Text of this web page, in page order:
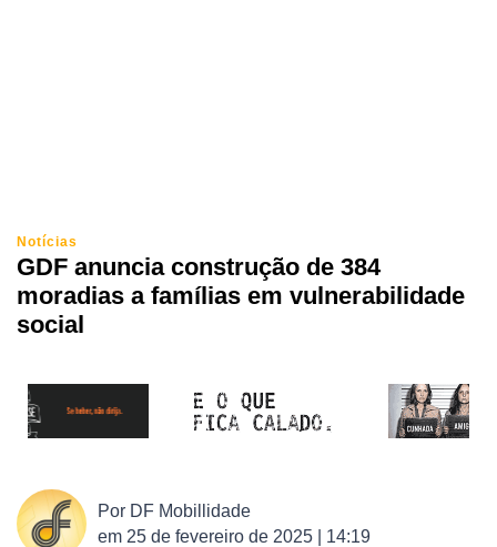
Notícias
GDF anuncia construção de 384
moradias a famílias em vulnerabilidade
social
Por DF Mobillidade
em 25 de fevereiro de 2025 | 14:19